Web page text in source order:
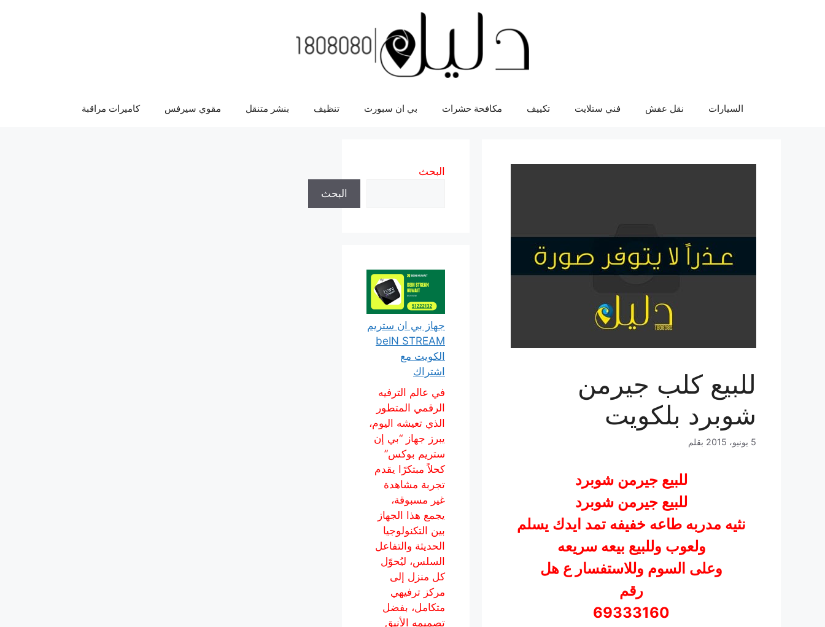
السيارات نقل عفش فني ستلايت تكييف مكافحة حشرات بي ان سبورت تنظيف بنشر متنقل مقوي سيرفس كاميرات مراقبة
للبيع كلب جيرمن
شوبرد بلكويت
5 يونيو، 2015 بقلم
للبيع جيرمن شوبرد
للبيع جيرمن شوبرد
نثيه مدربه طاعه خفيفه تمد ايدك يسلم
ولعوب وللبيع بيعه سريعه
وعلى السوم وللاستفسار ع هل
رقم
69333160
البحث
البحث
جهاز بي ان ستريم
beIN STREAM
الكويت مع
اشتراك
في عالم الترفيه
الرقمي المتطور
الذي تعيشه اليوم،
يبرز جهاز “بي إن
ستريم بوكس”
كحلاً مبتكرًا يقدم
تجربة مشاهدة
غير مسبوقة،
يجمع هذا الجهاز
بين التكنولوجيا
الحديثة والتفاعل
السلس، ليُحوّل
كل منزل إلى
مركز ترفيهي
متكامل، بفضل
تصميمه الأنيق